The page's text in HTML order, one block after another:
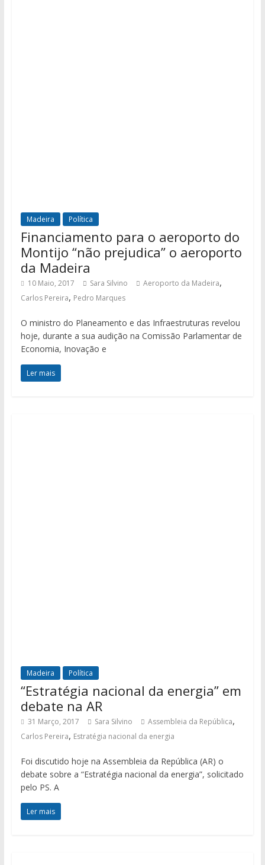
Madeira Política
Financiamento para o aeroporto do
Montijo “não prejudica” o aeroporto
da Madeira
10 Maio, 2017 Sara Silvino Aeroporto da Madeira,
Carlos Pereira, Pedro Marques
O ministro do Planeamento e das Infraestruturas revelou
hoje, durante a sua audição na Comissão Parlamentar de
Economia, Inovação e
Ler mais
Madeira Política
“Estratégia nacional da energia” em
debate na AR
31 Março, 2017 Sara Silvino Assembleia da República,
Carlos Pereira, Estratégia nacional da energia
Foi discutido hoje na Assembleia da República (AR) o
debate sobre a “Estratégia nacional da energia”, solicitado
pelo PS. A
Ler mais